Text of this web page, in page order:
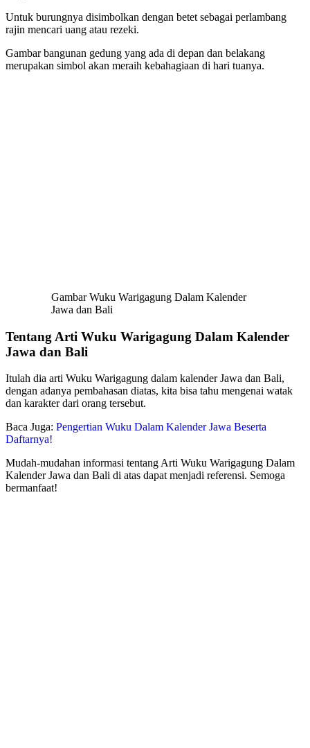
Untuk burungnya disimbolkan dengan betet sebagai perlambang
rajin mencari uang atau rezeki.
Gambar bangunan gedung yang ada di depan dan belakang
merupakan simbol akan meraih kebahagiaan di hari tuanya.
Gambar Wuku Warigagung Dalam Kalender
Jawa dan Bali
Tentang Arti Wuku Warigagung Dalam Kalender
Jawa dan Bali
Itulah dia arti Wuku Warigagung dalam kalender Jawa dan Bali,
dengan adanya pembahasan diatas, kita bisa tahu mengenai watak
dan karakter dari orang tersebut.
Baca Juga: Pengertian Wuku Dalam Kalender Jawa Beserta
Daftarnya!
Mudah-mudahan informasi tentang Arti Wuku Warigagung Dalam
Kalender Jawa dan Bali di atas dapat menjadi referensi. Semoga
bermanfaat!